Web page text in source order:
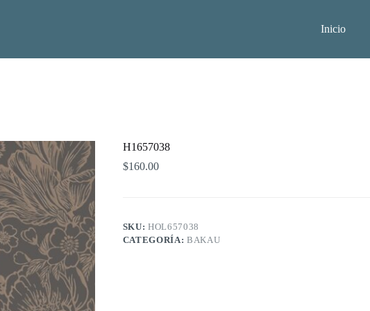
Inicio
H1657038
$160.00
SKU:HOL657038
CATEGORÍA: BAKAU